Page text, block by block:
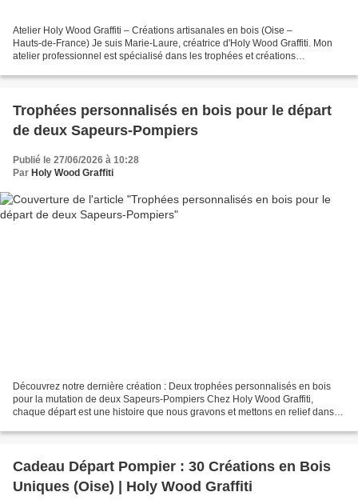
Atelier Holy Wood Graffiti – Créations artisanales en bois (Oise –
Hauts‑de‑France) Je suis Marie‑Laure, créatrice d'Holy Wood Graffiti. Mon
atelier professionnel est spécialisé dans les trophées et créations
Trophées personnalisés en bois pour le départ
de deux Sapeurs-Pompiers
Publié le 27/06/2026 à 10:28
Par Holy Wood Graffiti
Découvrez notre dernière création : Deux trophées personnalisés en bois
pour la mutation de deux Sapeurs-Pompiers Chez Holy Wood Graffiti,
chaque départ est une histoire que nous gravons et mettons en relief dans le
Cadeau Départ Pompier : 30 Créations en Bois
Uniques (Oise) | Holy Wood Graffiti